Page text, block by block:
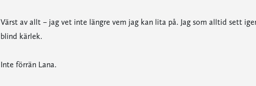
Värst av allt – jag vet inte längre vem jag kan lita på. Jag som alltid sett
blind kärlek.
Inte förrän Lana.